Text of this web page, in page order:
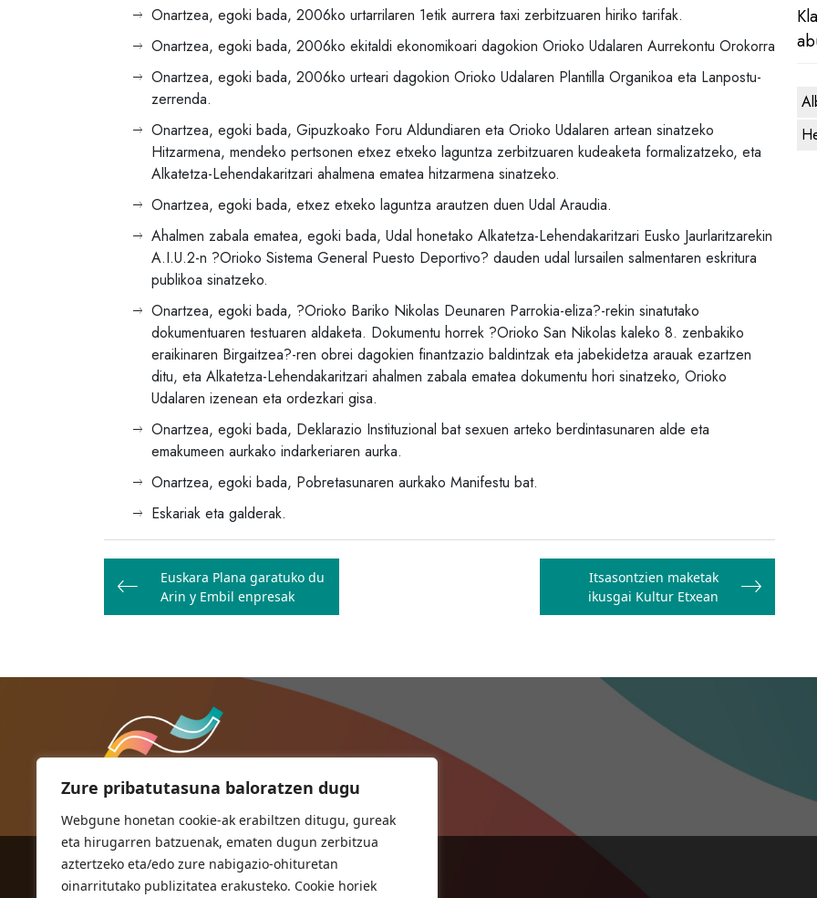
Zure pribatutasuna baloratzen dugu
Webgune honetan cookie-ak erabiltzen ditugu, gureak
eta hirugarren batzuenak, ematen dugun zerbitzua
aztertzeko eta/edo zure nabigazio-ohituretan
oinarritutako publizitatea erakusteko. Cookie horiek
Onartzea, egoki bada, 2006ko urtarrilaren 1etik aurrera taxi zerbitzuaren hiriko tarifak.
Onartzea, egoki bada, 2006ko ekitaldi ekonomikoari dagokion Orioko Udalaren Aurrekontu Orokorra
Onartzea, egoki bada, 2006ko urteari dagokion Orioko Udalaren Plantilla Organikoa eta Lanpostu-
zerrenda.
Onartzea, egoki bada, Gipuzkoako Foru Aldundiaren eta Orioko Udalaren artean sinatzeko
Hitzarmena, mendeko pertsonen etxez etxeko laguntza zerbitzuaren kudeaketa formalizatzeko, eta
Alkatetza-Lehendakaritzari ahalmena ematea hitzarmena sinatzeko.
Onartzea, egoki bada, etxez etxeko laguntza arautzen duen Udal Araudia.
Ahalmen zabala ematea, egoki bada, Udal honetako Alkatetza-Lehendakaritzari Eusko Jaurlaritzarekin
A.I.U.2-n ?Orioko Sistema General Puesto Deportivo? dauden udal lursailen salmentaren eskritura
publikoa sinatzeko.
Onartzea, egoki bada, ?Orioko Bariko Nikolas Deunaren Parrokia-eliza?-rekin sinatutako
dokumentuaren testuaren aldaketa. Dokumentu horrek ?Orioko San Nikolas kaleko 8. zenbakiko
eraikinaren Birgaitzea?-ren obrei dagokien finantzazio baldintzak eta jabekidetza arauak ezartzen
ditu, eta Alkatetza-Lehendakaritzari ahalmen zabala ematea dokumentu hori sinatzeko, Orioko
Udalaren izenean eta ordezkari gisa.
Onartzea, egoki bada, Deklarazio Instituzional bat sexuen arteko berdintasunaren alde eta
emakumeen aurkako indarkeriaren aurka.
Onartzea, egoki bada, Pobretasunaren aurkako Manifestu bat.
Eskariak eta galderak.
Bidalketetan
zehar
nabigatu
Euskara Plana garatuko du
Arin y Embil enpresak
Itsasontzien maketak
ikusgai Kultur Etxean
ORIOKO UDALA